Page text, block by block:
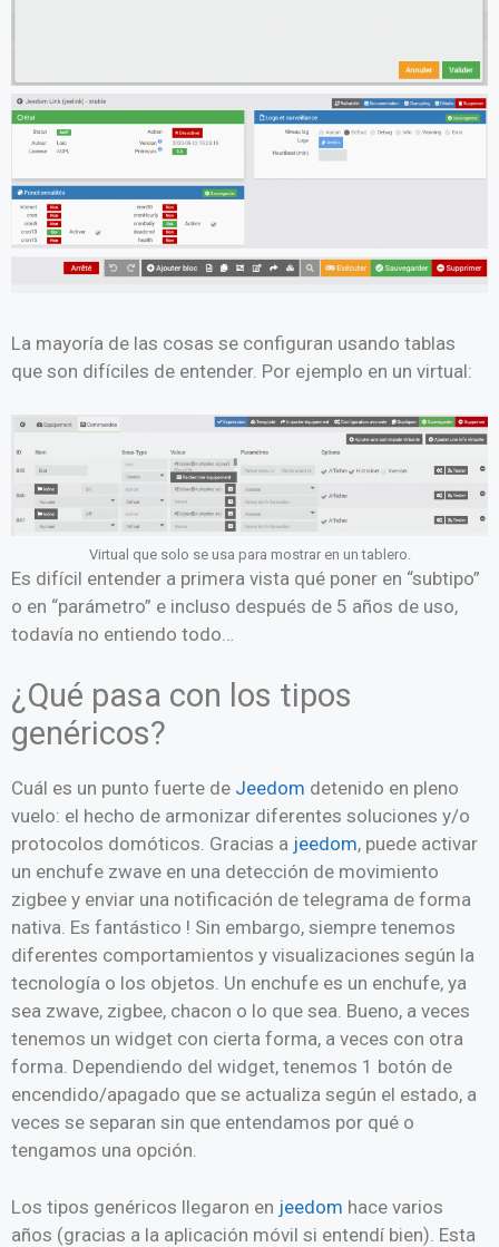
La mayoría de las cosas se configuran usando tablas
que son difíciles de entender. Por ejemplo en un virtual:
Virtual que solo se usa para mostrar en un tablero.
Es difícil entender a primera vista qué poner en “subtipo”
o en “parámetro” e incluso después de 5 años de uso,
todavía no entiendo todo…
¿Qué pasa con los tipos
genéricos?
Cuál es un punto fuerte de Jeedom detenido en pleno
vuelo: el hecho de armonizar diferentes soluciones y/o
protocolos domóticos. Gracias a jeedom, puede activar
un enchufe zwave en una detección de movimiento
zigbee y enviar una notificación de telegrama de forma
nativa. Es fantástico ! Sin embargo, siempre tenemos
diferentes comportamientos y visualizaciones según la
tecnología o los objetos. Un enchufe es un enchufe, ya
sea zwave, zigbee, chacon o lo que sea. Bueno, a veces
tenemos un widget con cierta forma, a veces con otra
forma. Dependiendo del widget, tenemos 1 botón de
encendido/apagado que se actualiza según el estado, a
veces se separan sin que entendamos por qué o
tengamos una opción.
Los tipos genéricos llegaron en jeedom hace varios
años (gracias a la aplicación móvil si entendí bien). Esta